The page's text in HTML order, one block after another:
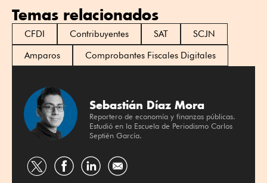
Temas relacionados
CFDI Contribuyentes SAT
SCJN
Amparos
Comprobantes Fiscales Digitales
Sebastián Díaz Mora
Reportero de economía y finanzas públicas.
Estudió en la Escuela de Periodismo Carlos
Septién García.
CompartirCompartirCompartir